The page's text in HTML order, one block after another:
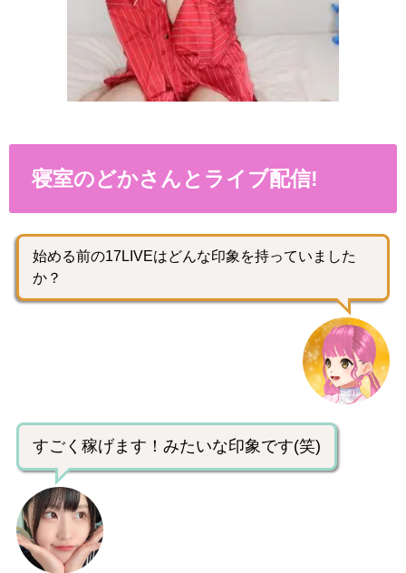
寝室のどかさんとライブ配信!
始める前の17LIVEはどんな印象を持っていました
か？
すごく稼げます！みたいな印象です(笑)